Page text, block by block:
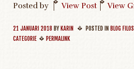
Posted by | View Post | View
21 JANUARI 2018BY KARIN POSTED INBLOG
CATEGORIE
PERMALINK